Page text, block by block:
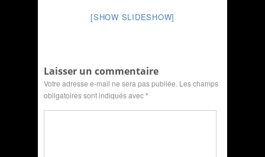
[SHOW SLIDESHOW]
Laisser un commentaire
Votre adresse e-mail ne sera pas publiée. Les champs
obligatoires sont indiqués avec*